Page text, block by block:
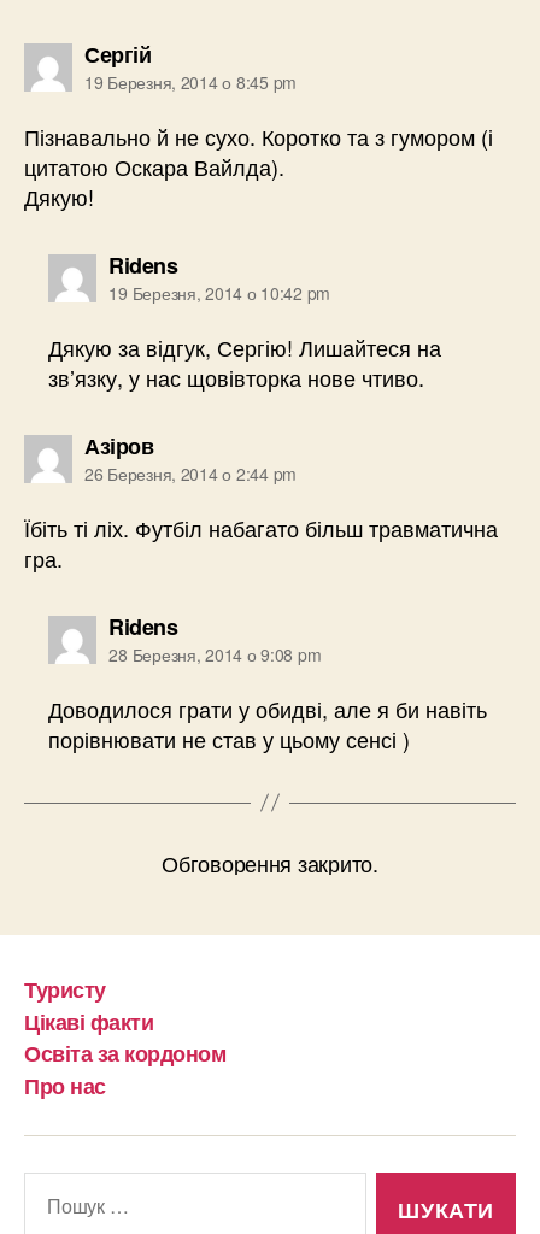
Сергійговорить:
19 Березня, 2014 о 8:45 pm
Пізнавально й не сухо. Коротко та з гумором (і
цитатою Оскара Вайлда).
Дякую!
Ridensговорить:
19 Березня, 2014 о 10:42 pm
Дякую за відгук, Сергію! Лишайтеся на
зв’язку, у нас щовівторка нове чтиво.
Азіровговорить:
26 Березня, 2014 о 2:44 pm
Їбіть ті ліх. Футбіл набагато більш травматична
гра.
Ridensговорить:
28 Березня, 2014 о 9:08 pm
Доводилося грати у обидві, але я би навіть
порівнювати не став у цьому сенсі )
Обговорення закрито.
Туристу
Цікаві факти
Освіта за кордоном
Про нас